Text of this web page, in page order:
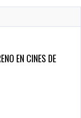
EN CINES DE